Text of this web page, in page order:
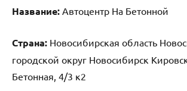
Название: Автоцентр На Бетонной
Страна: Новосибирская область
городской округ Новосибирск
Бетонная, 4/3 к2